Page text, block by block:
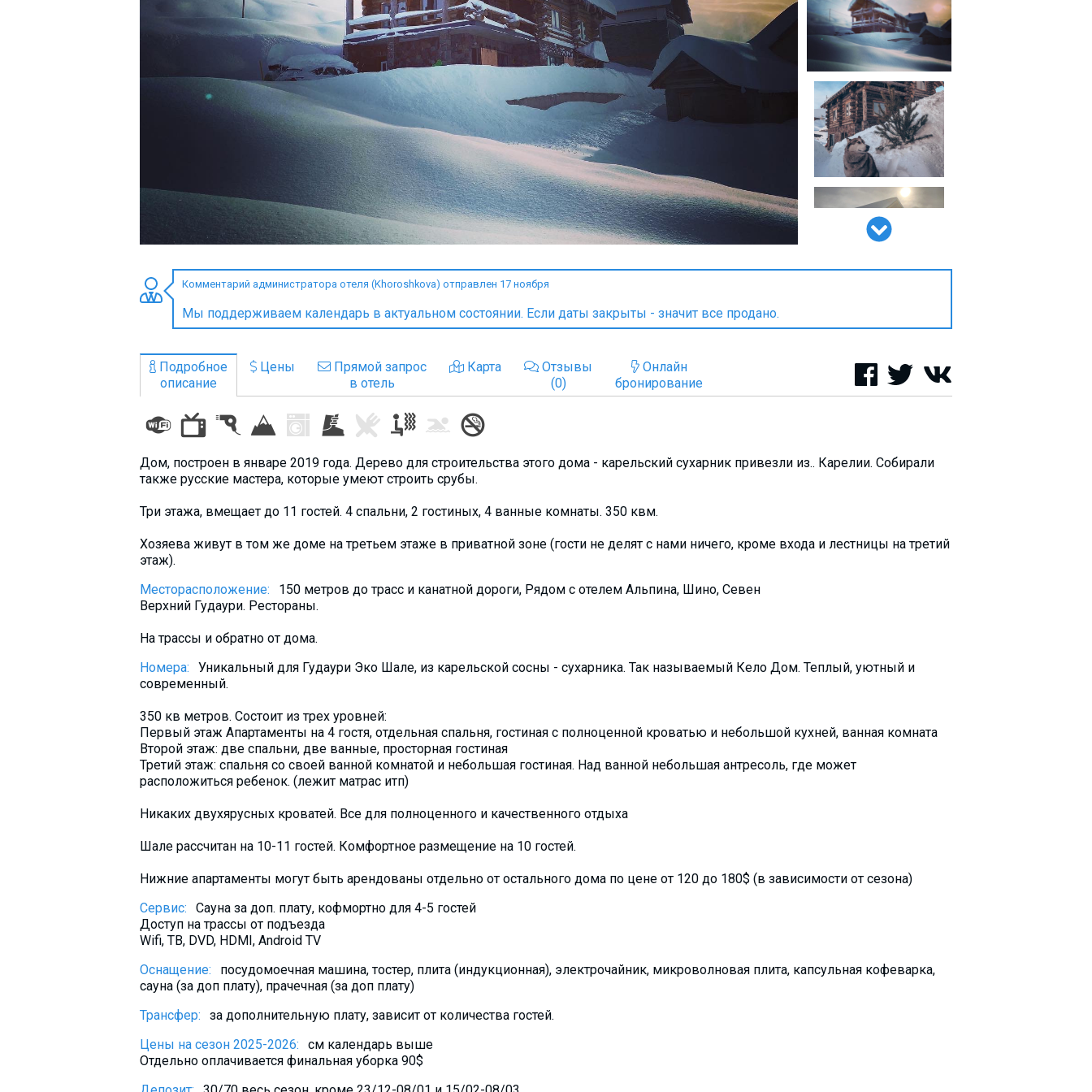
Комментарий администратора отеля (Khoroshkova) отправлен 17 ноября
Мы поддерживаем календарь в актуальном состоянии. Если даты закрыты - значит все продано.
Подробное
описание
Цены
Прямой запрос
в отель
Карта
Отзывы
(0)
Онлайн
бронирование
Дом, построен в январе 2019 года. Дерево для строительства этого дома - карельский сухарник привезли из.. Карелии. Собирали
также русские мастера, которые умеют строить срубы.
Три этажа, вмещает до 11 гостей. 4 спальни, 2 гостиных, 4 ванные комнаты. 350 квм.
Хозяева живут в том же доме на третьем этаже в приватной зоне (гости не делят с нами ничего, кроме входа и лестницы на третий
этаж).
Месторасположение:
150 метров до трасс и канатной дороги, Рядом с отелем Альпина, Шино, Севен
Верхний Гудаури. Рестораны.
На трассы и обратно от дома.
Номера:
Уникальный для Гудаури Эко Шале, из карельской сосны - сухарника. Так называемый Кело Дом. Теплый, уютный и
современный.
350 кв метров. Состоит из трех уровней:
Первый этаж Апартаменты на 4 гостя, отдельная спальня, гостиная с полноценной кроватью и небольшой кухней, ванная комната
Второй этаж: две спальни, две ванные, просторная гостиная
Третий этаж: спальня со своей ванной комнатой и небольшая гостиная. Над ванной небольшая антресоль, где может
расположиться ребенок. (лежит матрас итп)
Никаких двухярусных кроватей. Все для полноценного и качественного отдыха
Шале рассчитан на 10-11 гостей. Комфортное размещение на 10 гостей.
Нижние апартаменты могут быть арендованы отдельно от остального дома по цене от 120 до 180$ (в зависимости от сезона)
Сервис:
Сауна за доп. плату, кофмортно для 4-5 гостей
Доступ на трассы от подъезда
Wifi, ТВ, DVD, HDMI, Android TV
Оснащение:
посудомоечная машина, тостер, плита (индукционная), электрочайник, микроволновая плита, капсульная кофеварка,
сауна (за доп плату), прачечная (за доп плату)
Трансфер:
за дополнительную плату, зависит от количества гостей.
Цены на сезон 2025-2026:
см календарь выше
Отдельно оплачивается финальная уборка 90$
ПРОЖИВАНИЕ
Горячие предложения
Долгосрочная аренда
Визы и Документы
Мобильная связь
Безопасность